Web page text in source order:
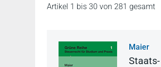
Artikel 1 bis 30 von 281 gesamt
Maier